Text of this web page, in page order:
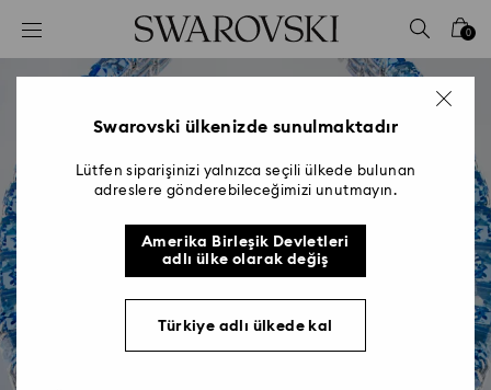
Accesskeys list
0 - Header
2 - Footer
0
Swarovski ülkenizde sunulmaktadır
Lütfen siparişinizi yalnızca seçili ülkede bulunan
adreslere gönderebileceğimizi unutmayın.
Amerika Birleşik Devletleri
adlı ülke olarak değiş
Türkiye adlı ülkede kal